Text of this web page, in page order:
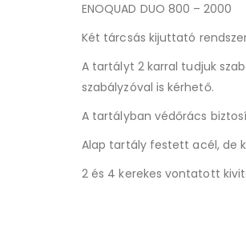
ENOQUAD DUO 800 – 2000
Két tárcsás kijuttató
A tartályt 2 karral tudjuk
szabályzóval is kérhető.
A tartályban védőrács
Alap tartály festett acél, de
2 és 4 kerekes vontatott